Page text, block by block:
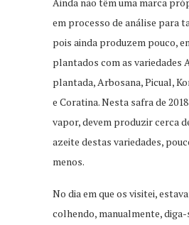
em processo de análise para
pois ainda produzem pouco,
plantados com as variedades
plantada, Arbosana, Picual,
e Coratina. Nesta safra de
vapor, devem produzir cerca
azeite destas variedades,
menos.
No dia em que os visitei,
colhendo, manualmente, diga-